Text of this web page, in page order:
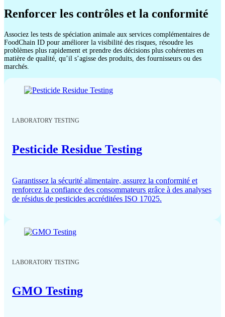
Renforcer les contrôles et la conformité
Associez les tests de spéciation animale aux services complémentaires de
FoodChain ID pour améliorer la visibilité des risques, résoudre les
problèmes plus rapidement et prendre des décisions plus cohérentes en
matière de qualité, qu’il s’agisse des produits, des fournisseurs ou des
marchés.
LABORATORY TESTING
Pesticide Residue Testing
Garantissez la sécurité alimentaire, assurez la conformité et
renforcez la confiance des consommateurs grâce à des analyses
de résidus de pesticides accréditées ISO 17025.
LABORATORY TESTING
GMO Testing